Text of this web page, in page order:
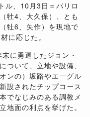
ル、10月3日＝パリロ
牡4、大久保）、とも
牡6、矢作）を現地で
に応じた。
に勇退したジョン・
ついて、立地や設備、
ンの）坂路やエーグル
設されたチップコース
でなじみのある調教メ
地面の利点を挙げた。